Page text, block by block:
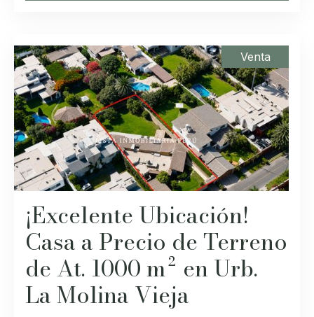
Venta
¡Excelente Ubicación!
Casa a Precio de Terreno
de At. 1000 m² en Urb.
La Molina Vieja